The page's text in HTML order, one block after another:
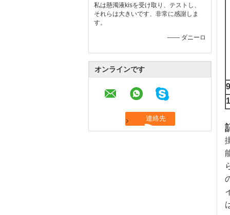
私は懸濁液kisを受け取り、テストし、
それらは大きいです、非常に感謝しま
す。
—— ダニーロ
オンラインです